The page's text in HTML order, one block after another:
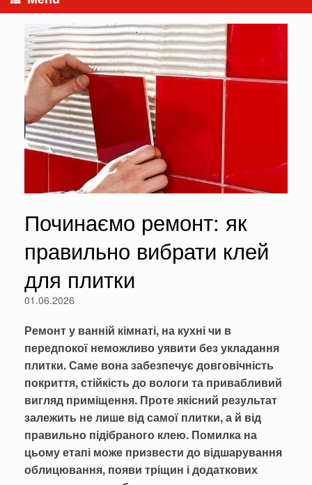
Починаємо ремонт: як
правильно вибрати клей
для плитки
01.06.2026
Ремонт у ванній кімнаті, на кухні чи в
передпокої неможливо уявити без укладання
плитки. Саме вона забезпечує довговічність
покриття, стійкість до вологи та привабливий
вигляд приміщення. Проте якісний результат
залежить не лише від самої плитки, а й від
правильно підібраного клею. Помилка на
цьому етапі може призвести до відшарування
облицювання, появи тріщин і додаткових